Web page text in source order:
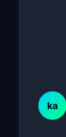
ka